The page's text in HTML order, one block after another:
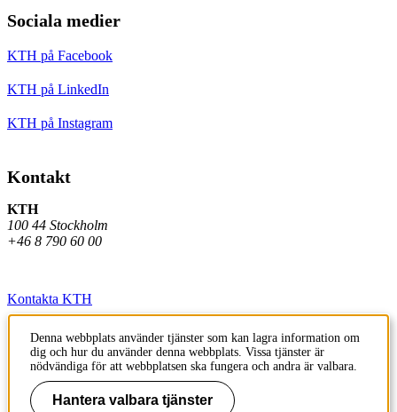
Sociala medier
KTH på Facebook
KTH på LinkedIn
KTH på Instagram
Kontakt
KTH
100 44 Stockholm
+46 8 790 60 00
Kontakta KTH
Jobba på KTH
Press och media
Faktura och betalning KTH
Denna webbplats använder tjänster som kan lagra information om
dig och hur du använder denna webbplats. Vissa tjänster är
nödvändiga för att webbplatsen ska fungera och andra är valbara.
Hantera valbara tjänster